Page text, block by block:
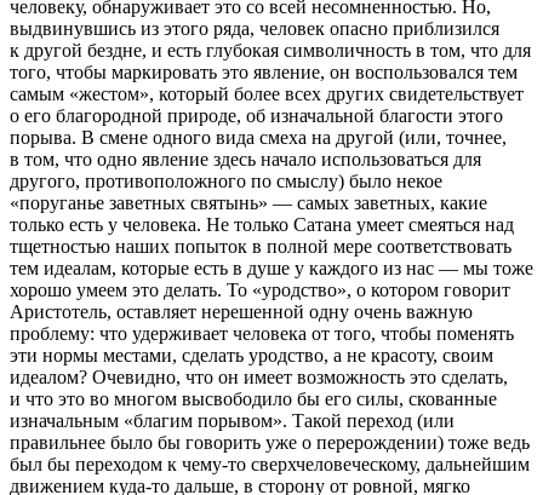
человеку, обнаруживает это со всей несомненностью. Но,
выдвинувшись из этого ряда, человек опасно приблизился
к другой бездне, и есть глубокая символичность в том, что для
того, чтобы маркировать это явление, он воспользовался тем
самым «жестом», который более всех других свидетельствует
о его благородной природе, об изначальной благости этого
порыва. В смене одного вида смеха на другой (или, точнее,
в том, что одно явление здесь начало использоваться для
другого, противоположного по смыслу) было некое
«поруганье заветных святынь» — самых заветных, какие
только есть у человека. Не только Сатана умеет смеяться над
тщетностью наших попыток в полной мере соответствовать
тем идеалам, которые есть в душе у каждого из нас — мы тоже
хорошо умеем это делать. То «уродство», о котором говорит
Аристотель, оставляет нерешенной одну очень важную
проблему: что удерживает человека от того, чтобы поменять
эти нормы местами, сделать уродство, а не красоту, своим
идеалом? Очевидно, что он имеет возможность это сделать,
и что это во многом высвободило бы его силы, скованные
изначальным «благим порывом». Такой переход (или
правильнее было бы говорить уже о перерождении) тоже ведь
был бы переходом к чему-то сверхчеловеческому, дальнейшим
движением куда-то дальше, в сторону от ровной, мягко